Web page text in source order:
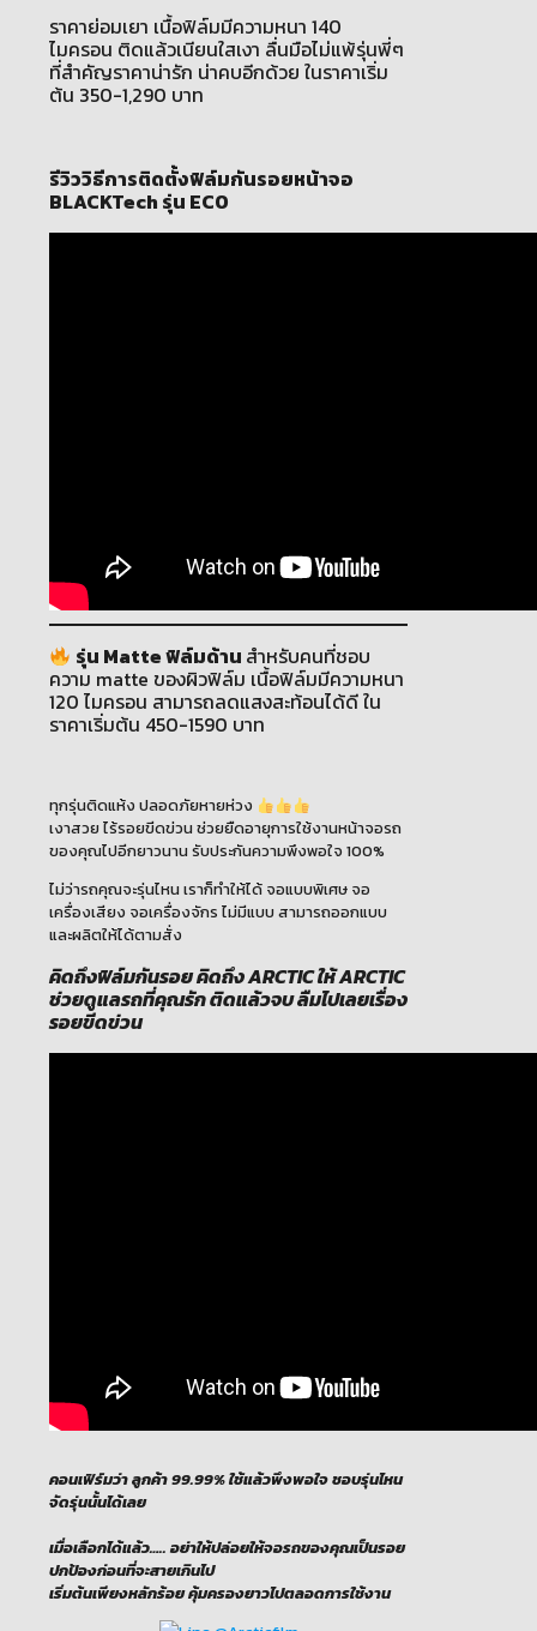
ราคาย่อมเยา เนื้อฟิล์มมีความหนา 140
ไมครอน ติดแล้วเนียนใสเงา ลื่นมือไม่แพ้รุ่นพี่ๆ
ที่สำคัญราคาน่ารัก น่าคบอีกด้วย ในราคาเริ่ม
ต้น 350-1,290 บาท
รีวิววิธีการติดตั้งฟิล์มกันรอยหน้าจอ
BLACKTech รุ่น ECO
รุ่น Matte ฟิล์มด้าน สำหรับคนที่ชอบ
ความ matte ของผิวฟิล์ม เนื้อฟิล์มมีความหนา
120 ไมครอน สามารถลดแสงสะท้อนได้ดี ใน
ราคาเริ่มต้น 450-1590 บาท
ทุกรุ่นติดแห้ง ปลอดภัยหายห่วง
เงาสวย ไร้รอยขีดข่วน ช่วยยืดอายุการใช้งานหน้าจอรถ
ของคุณไปอีกยาวนาน รับประกันความพึงพอใจ 100%
ไม่ว่ารถคุณจะรุ่นไหน เราก็ทำให้ได้ จอแบบพิเศษ จอ
เครื่องเสียง จอเครื่องจักร ไม่มีแบบ สามารถออกแบบ
และผลิตให้ได้ตามสั่ง
คิดถึงฟิล์มกันรอย คิดถึง ARCTIC ให้ ARCTIC
ช่วยดูแลรถที่คุณรัก ติดแล้วจบ ลืมไปเลยเรื่อง
รอยขีดข่วน
คอนเฟิร์มว่า ลูกค้า 99.99% ใช้แล้วพึงพอใจ ชอบรุ่นไหน
จัดรุ่นนั้นได้เลย
เมื่อเลือกได้แล้ว….. อย่าให้ปล่อยให้จอรถของคุณเป็นรอย
ปกป้องก่อนที่จะสายเกินไป
เริ่มต้นเพียงหลักร้อย คุ้มครองยาวไปตลอดการใช้งาน